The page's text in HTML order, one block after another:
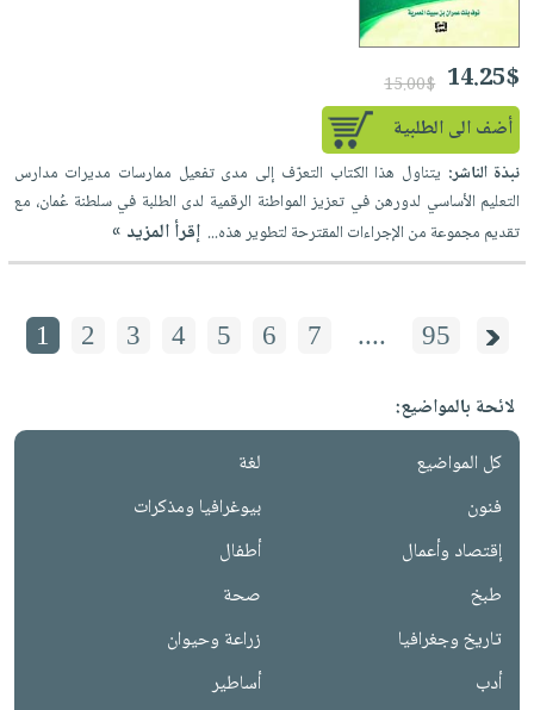
14.25$
15.00$
أضف الى الطلبية
نبذة الناشر: يتناول هذا الكتاب التعرّف إلى مدى تفعيل ممارسات مديرات مدارس
التعليم الأساسي لدورهن في تعزيز المواطنة الرقمية لدى الطلبة في سلطنة عُمان، مع
تقديم مجموعة من الإجراءات المقترحة لتطوير هذه... إقرأ المزيد »
1 2 3 4 5 6 7 .... 95
لائحة بالمواضيع:
كل المواضيع
لغة
فنون
بيوغرافيا ومذكرات
إقتصاد وأعمال
أطفال
طبخ
صحة
تاريخ وجغرافيا
زراعة وحيوان
أدب
أساطير